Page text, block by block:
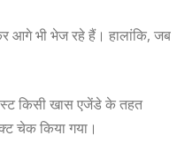
आगे भी भेज रहे हैं। हालांकि, जब
किसी खास एजेंडे के तहत
चेक किया गया।